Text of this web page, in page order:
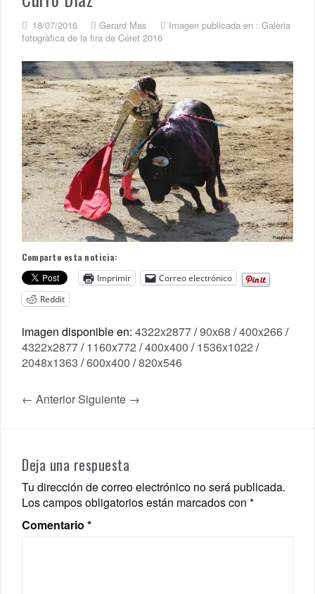
18/07/2016 Gerard Mas Imagen publicada en : Galeria
fotogràfica de la fira de Céret 2016
Comparte esta noticia:
Imprimir
Correo electrónico
Reddit
imagen disponible en: 4322x2877/90x68 /400x266/
4322x2877/1160x772 /400x400 /1536x1022 /
2048x1363 /600x400 /820x546
← Anterior Siguiente →
Deja una respuesta
Tu dirección de correo electrónico no será publicada.
Los campos obligatorios están marcados con *
Comentario *